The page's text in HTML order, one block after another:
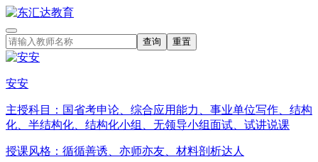
查询 重置
安安
主授科目： 国省考申论、综合应用能力、事业单位写作、结构
化、半结构化、结构化小组、无领导小组面试、试讲说课
授课风格： 循循善诱、亦师亦友、材料剖析达人